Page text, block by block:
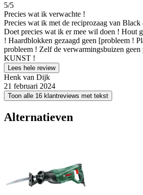
5/5
Precies wat ik verwachte !
Precies wat ik met de reciprozaag van
Doet precies wat ik er mee wil doen ! Hout
! Haardblokken gezaagd geen [probleem !
probleem ! Zelf de verwarmingsbuizen
KUNST !
Lees hele review
Henk van Dijk
21 februari 2024
Toon alle 16 klantreviews met tekst
Alternatieven